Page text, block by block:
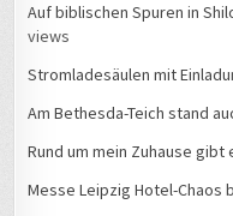
Auf biblischen Spuren in
views
Stromladesäulen mit
Am Bethesda-Teich stand
Rund um mein Zuhause
Messe Leipzig Hotel-Chaos